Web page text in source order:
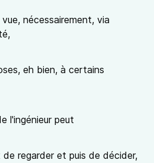
nécessairement, via
eh bien, à certains
l'ingénieur peut
regarder et puis de décider,